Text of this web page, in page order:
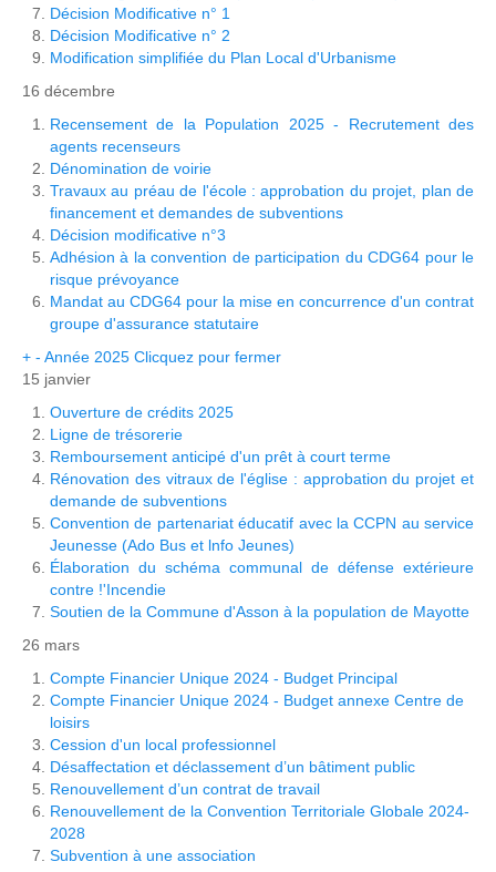
Décision Modificative n° 1
Décision Modificative n° 2
Modification simplifiée du Plan Local d'Urbanisme
16 décembre
Recensement de la Population 2025 - Recrutement des
agents recenseurs
Dénomination de voirie
Travaux au préau de l'école : approbation du projet, plan de
financement et demandes de subventions
Décision modificative n°3
Adhésion à la convention de participation du CDG64 pour le
risque prévoyance
Mandat au CDG64 pour la mise en concurrence d'un contrat
groupe d'assurance statutaire
+ - Année 2025 Clicquez pour fermer
15 janvier
Ouverture de crédits 2025
Ligne de trésorerie
Remboursement anticipé d'un prêt à court terme
Rénovation des vitraux de l'église : approbation du projet et
demande de subventions
Convention de partenariat éducatif avec la CCPN au service
Jeunesse (Ado Bus et lnfo Jeunes)
Élaboration du schéma communal de défense extérieure
contre !'Incendie
Soutien de la Commune d'Asson à la population de Mayotte
26 mars
Compte Financier Unique 2024 - Budget Principal
Compte Financier Unique 2024 - Budget annexe Centre de
loisirs
Cession d'un local professionnel
Désaffectation et déclassement d’un bâtiment public
Renouvellement d’un contrat de travail
Renouvellement de la Convention Territoriale Globale 2024-
2028
Subvention à une association